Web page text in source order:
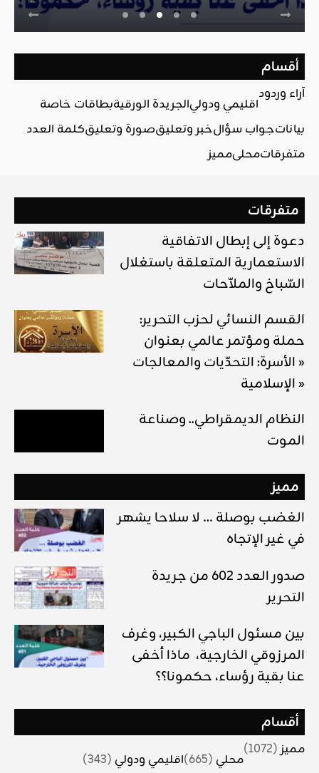
أقسام
آراء وردود
اقليمي ودوليالجريدة الورقيةبطاقات خاصة
بياناتجواب سؤالخبر وتعليقصورة وتعليقكلمة العدد
متفرقاتمحليمميز
متفرقات
دعوة إلى إبطال الاتفاقية
الاستعمارية المتعلقة باستغلال
السّباخ والملاّحات
القسم النسائي لحزب التحرير:
حملة ومؤتمر عالمي بعنوان
« الأسرة: التحدّيات والمعالجات
الإسلامية »
النظام الديمقراطي.. وصناعة
الموت
مميز
الغضب بوصلة … لا سلاحا يشهر
في غير الإتجاه
صدور العدد 602 من جريدة
التحرير
بين مسئول الباجي الكبير، وغرف
المرزوقي الخارجية، ماذا أخفى
عنا بقية رؤساء، حكمونا؟؟
أقسام
مميز(1072)
محلي (665) اقليمي ودولي (343)